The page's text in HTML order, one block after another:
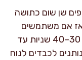
שן שום כתושה
ואז אם משתמשים
בקוניאק מוסיפים 20 מ"ל ומבשלים 30–40 שניות עד
לכבדים לנוח